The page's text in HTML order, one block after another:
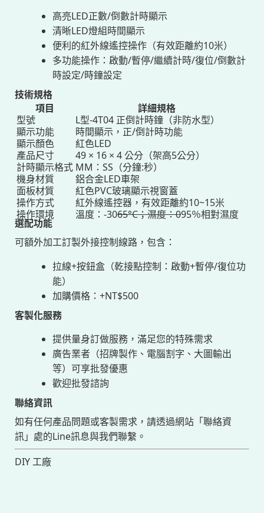
高亮LED正數/倒數計時顯示
清晰LED燈組時間顯示
便利的紅外線遙控操作（有效距離約10米）
多功能操作：啟動/暫停/繼續計時/復位/倒數計
時設定/時鐘設定
技術規格
項目
詳細規格
型號
L型-4T04 正倒計時鐘（非防水型）
顯示功能
時間顯示，正/倒計時功能
顯示顏色
紅色LED
產品尺寸
49 × 16 × 4 公分（架高5公分）
計時顯示格式 MM：SS（分鐘:秒）
機身材質
鋁合金LED車架
面板材質
紅色PVC玻璃顯示視窗蓋
操作方式
紅外線遙控器，有效距離約10~15米
操作環境
溫度：-3065°C；濕度：095％相對濕度
選配功能
可額外加工訂製外接控制線路，包含：
拉線+按鈕盒（乾接點控制：啟動+暫停/復位功
能）
加購價格：+NT$500
客製化服務
提供量身訂做服務，滿足您的特殊需求
廣告業者（招牌製作、電腦割字、大圖輸出
等）可享批發優惠
歡迎批發諮詢
聯絡資訊
如有任何產品問題或客製需求，請透過網站「聯絡資
訊」處的Line訊息與我們聯繫。
DIY 工廠